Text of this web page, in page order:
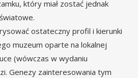
który miał zostać jednak
ostateczny profil i kierunki
muzeum oparte na lokalnej
(wówczas w wydaniu
Genezy zainteresowania tym